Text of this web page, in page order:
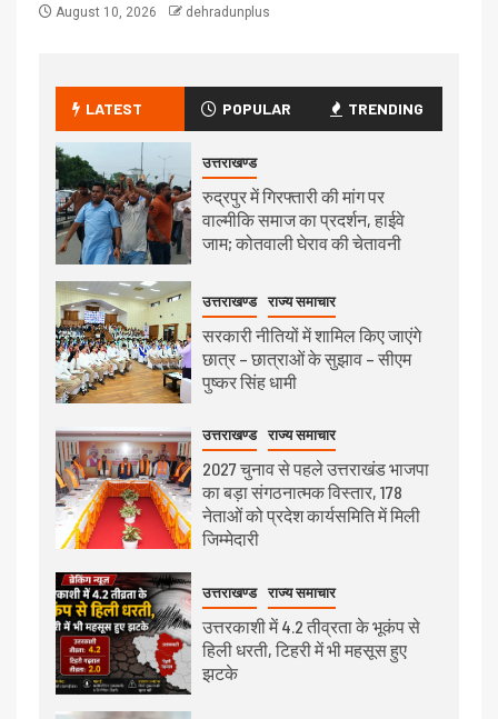
August 10, 2026 dehradunplus
LATEST POPULAR TRENDING
उत्तराखण्ड
रुद्रपुर में गिरफ्तारी की मांग पर
वाल्मीकि समाज का प्रदर्शन, हाईवे
जाम; कोतवाली घेराव की चेतावनी
उत्तराखण्ड राज्य समाचार
सरकारी नीतियों में शामिल किए जाएंगे
छात्र – छात्राओं के सुझाव – सीएम
पुष्कर सिंह धामी
उत्तराखण्ड राज्य समाचार
2027 चुनाव से पहले उत्तराखंड भाजपा
का बड़ा संगठनात्मक विस्तार, 178
नेताओं को प्रदेश कार्यसमिति में मिली
जिम्मेदारी
उत्तराखण्ड राज्य समाचार
उत्तरकाशी में 4.2 तीव्रता के भूकंप से
हिली धरती, टिहरी में भी महसूस हुए
झटके